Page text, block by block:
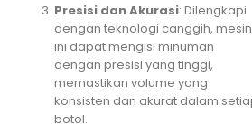
Presisi dan Akurasi: Dilengkapi
dengan teknologi canggih, mesin
ini dapat mengisi minuman
dengan presisi yang tinggi,
memastikan volume yang
konsisten dan akurat dalam
botol.